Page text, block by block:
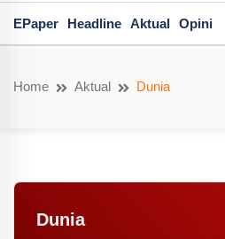
EPaper Headline Aktual Opini
Home Aktual Dunia
Dunia